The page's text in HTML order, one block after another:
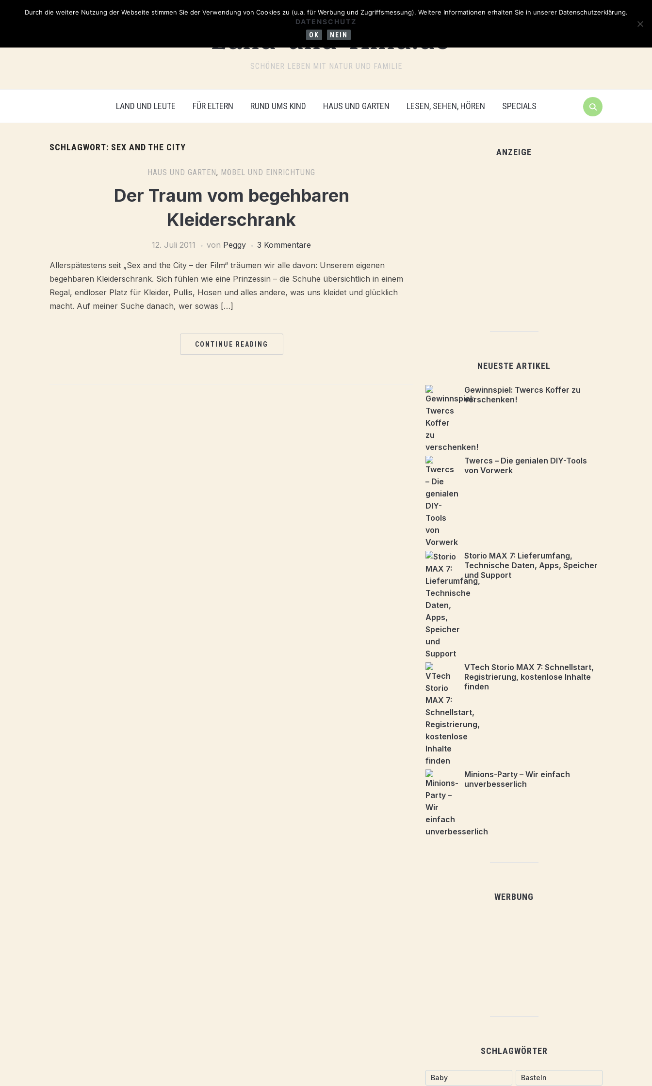
SCHÖNER LEBEN MIT NATUR UND FAMILIE
LAND UND LEUTE FÜR ELTERN RUND UMS KIND HAUS UND GARTEN LESEN, SEHEN, HÖREN SPECIALS
SCHLAGWORT: SEX AND THE CITY
HAUS UND GARTEN, MÖBEL UND EINRICHTUNG
Der Traum vom begehbaren
Kleiderschrank
12. Juli 2011 von Peggy 3 Kommentare
Allerspätestens seit „Sex and the City – der Film“ träumen wir alle davon: Unserem eigenen
begehbaren Kleiderschrank. Sich fühlen wie eine Prinzessin – die Schuhe übersichtlich in einem
Regal, endloser Platz für Kleider, Pullis, Hosen und alles andere, was uns kleidet und glücklich
macht. Auf meiner Suche danach, wer sowas […]
CONTINUE READING
ANZEIGE
NEUESTE ARTIKEL
Gewinnspiel: Twercs Koffer zu
verschenken!
Twercs – Die genialen DIY-Tools
von Vorwerk
Storio MAX 7: Lieferumfang,
Technische Daten, Apps, Speicher
und Support
VTech Storio MAX 7: Schnellstart,
Registrierung, kostenlose Inhalte
finden
Minions-Party – Wir einfach
unverbesserlich
WERBUNG
SCHLAGWÖRTER
Baby Basteln
Durch die weitere Nutzung der Webseite stimmen Sie der Verwendung von Cookies zu (u.a. für Werbung und Zugriffsmessung). Weitere Informationen erhalten Sie in unserer Datenschutzerklärung.
DATENSCHUTZ
OK NEIN